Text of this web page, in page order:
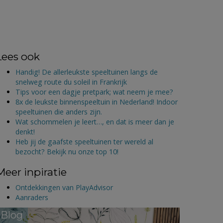
ook
Handig! De allerleukste speeltuinen langs de
snelweg route du soleil in Frankrijk
Tips voor een dagje pretpark; wat neem je mee?
8x de leukste binnenspeeltuin in Nederland! Indoor
speeltuinen die anders zijn.
Wat schommelen je leert…, en dat is meer dan je
denkt!
Heb jij de gaafste speeltuinen ter wereld al
bezocht? Bekijk nu onze top 10!
inpiratie
Ontdekkingen van PlayAdvisor
Aanraders
Blog